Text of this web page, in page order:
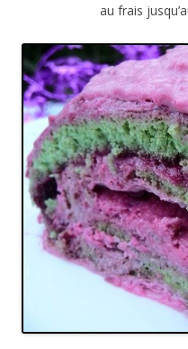
au frais